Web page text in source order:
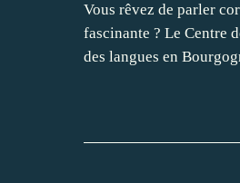
Vous rêvez de parler
fascinante ? Le Centre
des langues en